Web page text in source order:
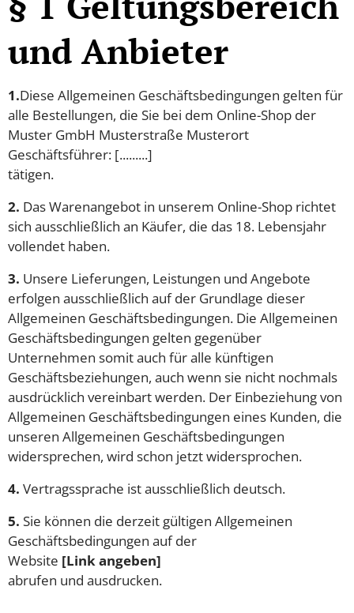
und Anbieter
1.Diese Allgemeinen Geschäftsbedingungen gelten für
alle Bestellungen, die Sie bei dem Online-Shop der
Muster GmbH Musterstraße Musterort
Geschäftsführer: [.........]
tätigen.
2. Das Warenangebot in unserem Online-Shop richtet
sich ausschließlich an Käufer, die das 18. Lebensjahr
vollendet haben.
3. Unsere Lieferungen, Leistungen und Angebote
erfolgen ausschließlich auf der Grundlage dieser
Allgemeinen Geschäftsbedingungen. Die Allgemeinen
Geschäftsbedingungen gelten gegenüber
Unternehmen somit auch für alle künftigen
Geschäftsbeziehungen, auch wenn sie nicht nochmals
ausdrücklich vereinbart werden. Der Einbeziehung von
Allgemeinen Geschäftsbedingungen eines Kunden, die
unseren Allgemeinen Geschäftsbedingungen
widersprechen, wird schon jetzt widersprochen.
4. Vertragssprache ist ausschließlich deutsch.
5. Sie können die derzeit gültigen Allgemeinen
Geschäftsbedingungen auf der
Website [Link angeben]
abrufen und ausdrucken.